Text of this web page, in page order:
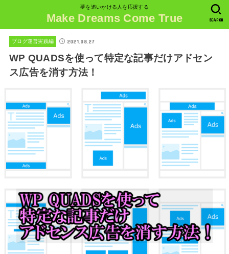
夢を追いかける人を応援する
Make Dreams Come True SEARCH
ブログ運営実践編 2021.08.27
WP QUADSを使って特定な記事だけアドセン
ス広告を消す方法！